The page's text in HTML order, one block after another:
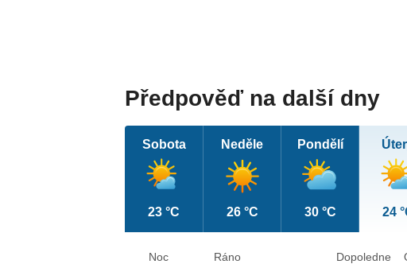
Předpověď na další dny
Sobota
23 °C
Neděle
26 °C
Pondělí
30 °C 24
Noc Ráno Dopoledne